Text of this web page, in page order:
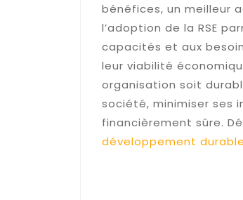
bénéfices, un meilleur
l’adoption de la RSE
capacités et aux
leur viabilité
organisation soit
société, minimiser ses
financièrement sûre.
développement